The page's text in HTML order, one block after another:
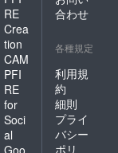
RE
Crea
tion
CAM
PFI
RE
for
Soci
al
合わせ
各種規定
利用規
約
細則
プライ
バシー
ポリ